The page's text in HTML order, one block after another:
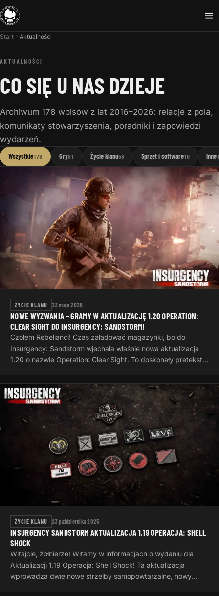
Start Aktualności
AKTUALNOŚCI
CO SIĘ U NAS DZIEJE
Archiwum 178 wpisów z lat 2016–2026: relacje z pola,
komunikaty stowarzyszenia, poradniki i zapowiedzi
wydarzeń.
Wszystkie178 Gry81 Życie klanu58 Sprzęt i software10 Inne
ŻYCIE KLANU 23 maja 2026
NOWE WYZWANIA – GRAMY W AKTUALIZACJĘ 1.20 OPERATION:
CLEAR SIGHT DO INSURGENCY: SANDSTORM!
Czołem Rebelianci! Czas załadować magazynki, bo do
Insurgency: Sandstorm wjechała właśnie nowa aktualizacja
1.20 o nazwie Operation: Clear Sight. To doskonały pretekst,
ŻYCIE KLANU 23 października 2025
INSURGENCY SANDSTORM AKTUALIZACJA 1.19 OPERACJA: SHELL
SHOCK
Witajcie, żołnierze! Witamy w informacjach o wydaniu dla
Aktualizacji 1.19 Operacja: Shell Shock! Ta aktualizacja
wprowadza dwie nowe strzelby samopowtarzalne, nowy